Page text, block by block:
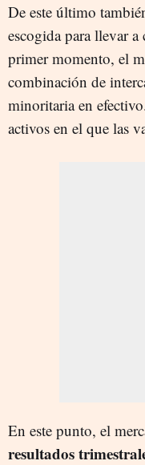
De este último
escogida para llevar
primer momento, el
combinación de
minoritaria en
activos en el que las
En este punto, el
resultados